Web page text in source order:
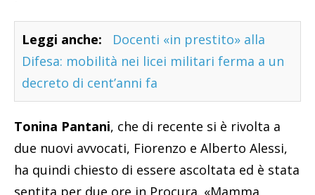
Leggi anche:
Docenti «in prestito» alla
Difesa: mobilità nei licei militari ferma a un
decreto di cent’anni fa
Tonina Pantani, che di recente si è rivolta a
due nuovi avvocati, Fiorenzo e Alberto Alessi,
ha quindi chiesto di essere ascoltata ed è stata
sentita per due ore in Procura. «Mamma